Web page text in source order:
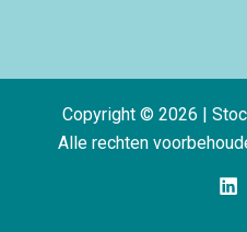
Copyright © 2026 |
Alle rechten